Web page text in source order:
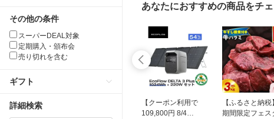
その他の条件
スーパーDEAL対象
定期購入・頒布会
売り切れを含む
ギフト
詳細検索
あなたにおすすめの商品をチ
と納税】＼
【クーポン利用で
109,800円 8/4
【ふるさと納税
期間限定フェス